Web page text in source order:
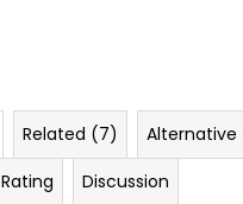
Related (7)
Alternative
Rating
Discussion